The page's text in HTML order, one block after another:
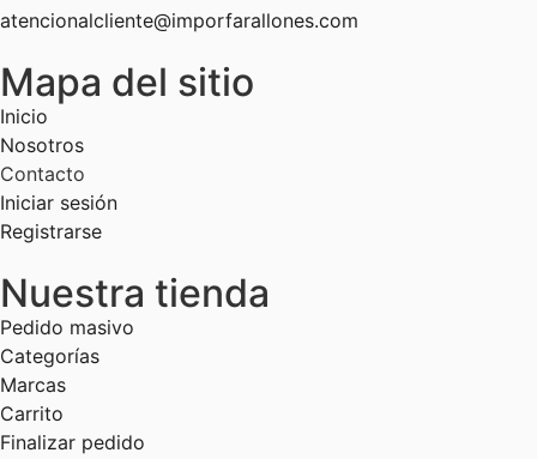
atencionalcliente@imporfarallones.com
Mapa del sitio
Inicio
Nosotros
Contacto
Iniciar sesión
Registrarse
Nuestra tienda
Pedido masivo
Categorías
Marcas
Carrito
Finalizar pedido